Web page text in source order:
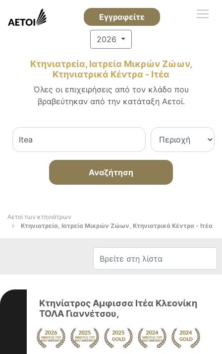
Εγγραφείτε
2026
Κτηνιατρεία, Ιατρεία Μικρών Ζώων,
Κτηνιατρικά Κέντρα - Ιτέα
Όλες οι επιχειρήσεις από τον κλάδο που
βραβεύτηκαν από την κατάταξη Αετοί.
Αναζήτηση
Αετοί των κτηνιάτρων
Κτηνιατρεία, Ιατρεία Μικρών Ζώων, Κτηνιατρικά Κέντρα - Ιτέα
Κτηνίατρος Αμφισσα Ιτέα Κλεονίκη
ΤΟΛΑ Γιαννέτσου,